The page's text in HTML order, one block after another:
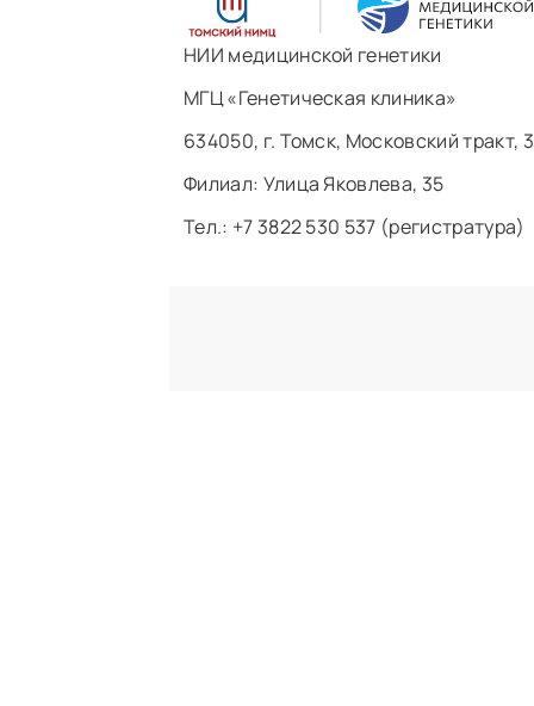
НИИ медицинской генетики
МГЦ «Генетическая клиника»
634050, г. Томск, Московский тракт, 3
Филиал: ​Улица Яковлева, 35
Тел.: +7 3822 530 537 (регистратура)